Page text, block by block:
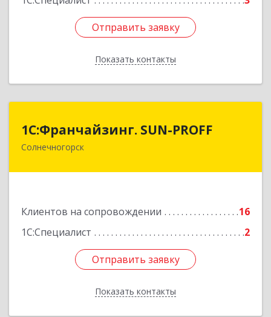
Отправить заявку
Показать контакты
Отправить заявку
Назад
1С:Франчайзинг. SUN-PROFF
Солнечногорск
Клиентов на сопровождении
16
1С:Специалист
2
Отправить заявку
Показать контакты
1С:Франчайзинг. SUN-PROFF
141503, Московская обл, Солнечногорский р-н,
Отправить заявку
Назад